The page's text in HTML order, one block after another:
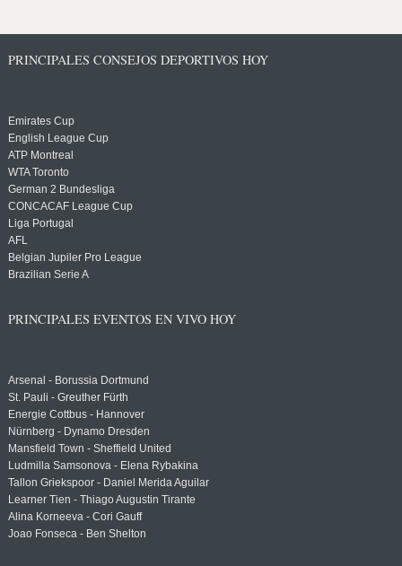
PRINCIPALES CONSEJOS DEPORTIVOS HOY
Emirates Cup
English League Cup
ATP Montreal
WTA Toronto
German 2 Bundesliga
CONCACAF League Cup
Liga Portugal
AFL
Belgian Jupiler Pro League
Brazilian Serie A
PRINCIPALES EVENTOS EN VIVO HOY
Arsenal - Borussia Dortmund
St. Pauli - Greuther Fürth
Energie Cottbus - Hannover
Nürnberg - Dynamo Dresden
Mansfield Town - Sheffield United
Ludmilla Samsonova - Elena Rybakina
Tallon Griekspoor - Daniel Merida Aguilar
Learner Tien - Thiago Augustin Tirante
Alina Korneeva - Cori Gauff
Joao Fonseca - Ben Shelton